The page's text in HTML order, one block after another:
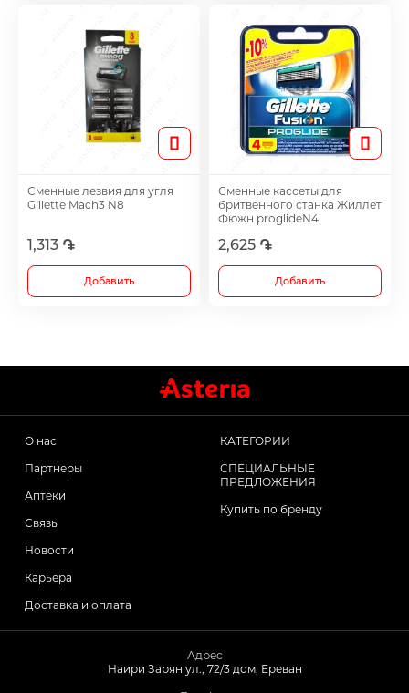
Сменные лезвия для угля
Gillette Mach3 N8
1,313 ֏
Добавить
Сменные кассеты для
бритвенного станка Жиллет
Фюжн proglideN4
2,625 ֏
Добавить
КАТЕГОРИИ
СПЕЦИАЛЬНЫЕ
ПРЕДЛОЖЕНИЯ
Купить по бренду
О нас
Партнеры
Аптеки
Связь
Новости
Карьера
Доставка и оплата
Адрес
Наири Зарян ул., 72/3 дом, Ереван